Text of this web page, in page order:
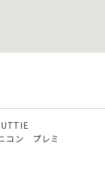
コン プレミ